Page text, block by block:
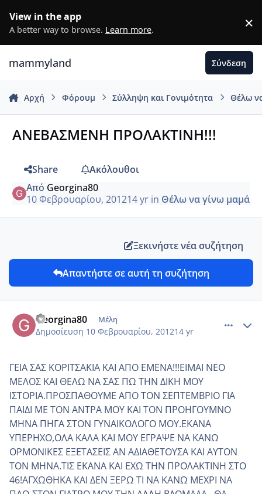
View in the app
A better way to browse. Learn more. ×
mammyland Σύνδεση
Αρχή Φόρουμ Σύλληψη και Γονιμότητα Θέλω
ΑΝΕΒΑΣΜΕΝΗ ΠΡΟΛΑΚΤΙΝΗ!!!
Share
Ακόλουθοι
Από Georgina80
10 Φεβρουαρίου, 201214 yrin Θέλω να γίνω μαμά
Ξεκινήστε νέα συζήτηση
Απαντήστε σε αυτή τη συζήτηση
Georgina80 Μέλη
Δημοσίευση 10 Φεβρουαρίου, 201214 yr
ΓΕΙΑ ΣΑΣ ΚΟΡΙΤΣΑΚΙΑ ΚΑΙ ΑΠΟ ΕΜΕΝΑ!!!ΕΙΜΑΙ ΝΕΟ
ΜΕΛΟΣ ΚΑΙ ΘΕΛΩ ΝΑ ΣΑΣ ΠΩ ΤΗΝ ΔΙΚΗ ΜΟΥ
ΙΣΤΟΡΙΑ.ΠΡΟΣΠΑΘΟΥΜΕ ΑΠΟ ΤΟΝ ΣΕΠΤΕΜΒΡΙΟ ΓΙΑ
ΠΑΙΔΙ ΜΕ ΤΟΝ ΑΝΤΡΑ ΜΟΥ ΚΑΙ ΤΟΝ ΠΡΟΗΓΟΥΜΝΟ
ΜΗΝΑ ΠΗΓΑ ΣΤΟΝ ΓΥΝΑΙΚΟΛΟΓΟ ΜΟΥ.ΕΚΑΝΑ
ΥΠΕΡΗΧΟ,ΟΛΑ ΚΑΛΑ ΚΑΙ ΜΟΥ ΕΓΡΑΨΕ ΝΑ ΚΑΝΩ
ΟΡΜΟΝΙΚΕΣ ΕΞΕΤΑΣΕΙΣ ΑΝ ΑΔΙΑΘΕΤΟΥΣΑ ΚΑΙ ΑΥΤΟΝ
ΤΟΝ ΜΗΝΑ.ΤΙΣ ΕΚΑΝΑ ΚΑΙ ΕΧΩ ΤΗΝ ΠΡΟΛΑΚΤΙΝΗ ΣΤΟ
46!ΑΓΧΩΘΗΚΑ ΚΑΙ ΔΕΝ ΞΕΡΩ ΤΙ ΝΑ ΚΑΝΩ ΜΕΧΡΙ ΝΑ